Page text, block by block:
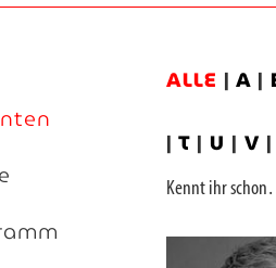
ALLE |A |
|T |U |V
Kennt ihr